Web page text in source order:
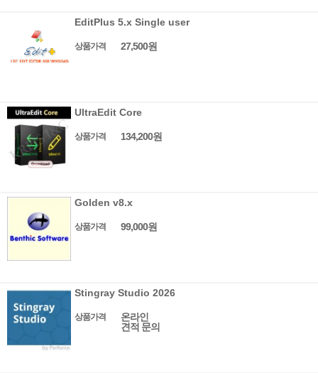
EditPlus 5.x Single user
상품가격 27,500원
UltraEdit Core
상품가격 134,200원
Golden v8.x
상품가격 99,000원
Stingray Studio 2026
상품가격
온라인
견적 문의